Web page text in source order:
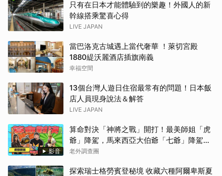
只有在日本才能體驗到的樂趣！外國人的新
幹線搭乘驚喜心得
LIVE JAPAN
當巴洛克古城遇上當代奢華 ！萊切宮殿
1880緹沃麗酒店插旗南義
幸福空間
13個台灣人遊日住宿最常有的問題！日本飯
店人員現身說法＆解答
LIVE JAPAN
影音
算命對決「神將之戰」開打！最美師姐「虎
爺」降駕，馬來西亞大伯爺「七爺」降駕。
當虎爺對上七爺，神明之間的較量究竟誰會
老外調查團
探索瑞士格勞賓登秘境 收藏六種阿爾卑斯夏